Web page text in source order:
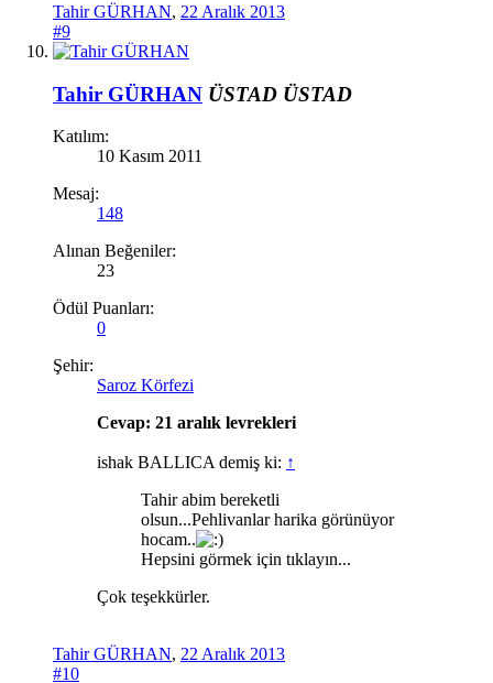
Tahir GÜRHAN, 22 Aralık 2013
#9
Tahir GÜRHAN ÜSTAD ÜSTAD
Katılım:
10 Kasım 2011
Mesaj:
148
Alınan Beğeniler:
23
Ödül Puanları:
0
Şehir:
Saroz Körfezi
Cevap: 21 aralık levrekleri
ishak BALLICA demiş ki: ↑
Tahir abim bereketli
olsun...Pehlivanlar harika görünüyor
hocam..
Hepsini görmek için tıklayın...
Çok teşekkürler.
Tahir GÜRHAN, 22 Aralık 2013
#10